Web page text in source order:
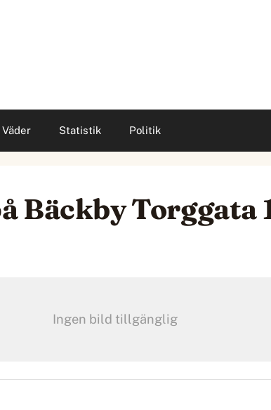
Väder Statistik Politik
Bäckby Torggata
Ingen bild tillgänglig